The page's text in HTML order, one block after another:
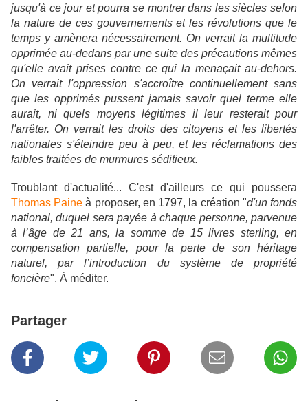
jusqu'à ce jour et pourra se montrer dans les siècles selon
la nature de ces gouvernements et les révolutions que le
temps y amènera nécessairement. On verrait la multitude
opprimée au-dedans par une suite des précautions mêmes
qu'elle avait prises contre ce qui la menaçait au-dehors.
On verrait l'oppression s'accroître continuellement sans
que les opprimés pussent jamais savoir quel terme elle
aurait, ni quels moyens légitimes il leur resterait pour
l'arrêter. On verrait les droits des citoyens et les libertés
nationales s'éteindre peu à peu, et les réclamations des
faibles traitées de murmures séditieux.
Troublant d'actualité... C'est d'ailleurs ce qui poussera
Thomas Paine à proposer, en 1797, la création "d'un fonds
national, duquel sera payée à chaque personne, parvenue
à l’âge de 21 ans, la somme de 15 livres sterling, en
compensation partielle, pour la perte de son héritage
naturel, par l’introduction du système de propriété
foncière". À méditer.
Partager